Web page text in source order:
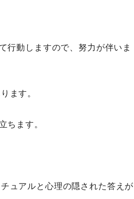
行動しますので、努力が伴いま
ます。
ちます。
ュアルと心理の隠された答えが